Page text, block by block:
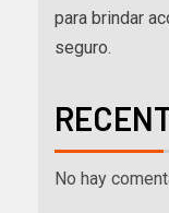
para brindar
seguro.
No hay